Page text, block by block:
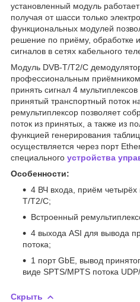
установленный модуль
получая от шасси только
функциональных модулей
решение по приёму, обработке
сигналов в сетях кабельного
Модуль DVB-T/T2/C
профессиональным
принять сигнал 4
принятый транспортный поток
ремультиплексор позволяет
поток из принятых, а также из
функцией генерирования
осуществляется через порт
специального устройства
Особенности:
4 ВЧ входа, приём четырёх
T/T2/C;
Встроенный
4 выхода ASI для вывода
потока;
1 порт GbE, вывод
виде SPTS/MPTS потока
Скрыть